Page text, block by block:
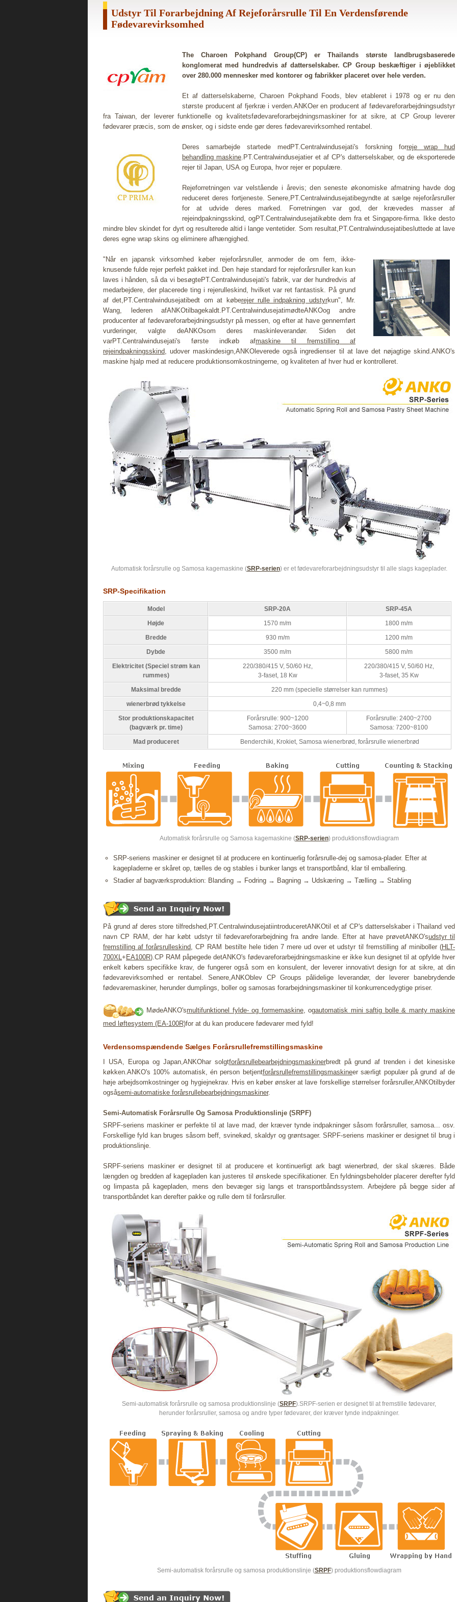
Udstyr Til Forarbejdning Af Rejeforårsrulle Til En Verdensførende
Fødevarevirksomhed
The Charoen Pokphand Group(CP) er Thailands største landbrugsbaserede
konglomerat med hundredvis af datterselskaber. CP Group beskæftiger i øjeblikket
over 280.000 mennesker med kontorer og fabrikker placeret over hele verden.
Et af datterselskaberne, Charoen Pokphand Foods, blev etableret i 1978 og er nu den
største producent af fjerkræ i verden.ANKOer en producent af fødevareforarbejdningsudstyr
fra Taiwan, der leverer funktionelle og kvalitetsfødevareforarbejdningsmaskiner for at sikre, at CP Group leverer
fødevarer præcis, som de ønsker, og i sidste ende gør deres fødevarevirksomhed rentabel.
Deres samarbejde startede medPT.Centralwindusejati's forskning forreje wrap hud
behandling maskine.PT.Centralwindusejatier et af CP's datterselskaber, og de eksporterede
rejer til Japan, USA og Europa, hvor rejer er populære.
Rejeforretningen var velstående i årevis; den seneste økonomiske afmatning havde dog
reduceret deres fortjeneste. Senere,PT.Centralwindusejatibegyndte at sælge rejeforårsruller
for at udvide deres marked. Forretningen var god, der krævedes masser af
rejeindpakningsskind, ogPT.Centralwindusejatikøbte dem fra et Singapore-firma. Ikke desto
mindre blev skindet for dyrt og resulterede altid i lange ventetider. Som resultat,PT.Centralwindusejatibesluttede at lave
deres egne wrap skins og eliminere afhængighed.
"Når en japansk virksomhed køber rejeforårsruller, anmoder de om fem, ikke-
knusende fulde rejer perfekt pakket ind. Den høje standard for rejeforårsruller kan kun
laves i hånden, så da vi besøgtePT.Centralwindusejati's fabrik, var der hundredvis af
medarbejdere, der placerede ting i rejerulleskind, hvilket var ret fantastisk. På grund
af det,PT.Centralwindusejatibedt om at køberejer rulle indpakning udstyrkun", Mr.
Wang, lederen afANKOtilbagekaldt.PT.CentralwindusejatimødteANKOog andre
producenter af fødevareforarbejdningsudstyr på messen, og efter at have gennemført
vurderinger, valgte deANKOsom deres maskinleverandør. Siden det
varPT.Centralwindusejati's første indkøb afmaskine til fremstilling af
rejeindpakningsskind, udover maskindesign,ANKOleverede også ingredienser til at lave det nøjagtige skind.ANKO's
maskine hjalp med at reducere produktionsomkostningerne, og kvaliteten af ​​hver hud er kontrolleret.
Automatisk forårsrulle og Samosa kagemaskine (SRP-serien) er et fødevareforarbejdningsudstyr til alle slags kageplader.
SRP-Specifikation
Model SRP-20A
SRP-45A
Højde
1570 m/m
1800 m/m
Bredde
930 m/m
1200 m/m
Dybde
3500 m/m
5800 m/m
Elektricitet (Speciel strøm kan
rummes)
220/380/415 V, 50/60 Hz,
3-faset, 18 Kw
220/380/415 V, 50/60 Hz,
3-faset, 35 Kw
Maksimal bredde
220 mm (specielle størrelser kan rummes)
wienerbrød tykkelse
0,4~0,8 mm
Stor produktionskapacitet
(bagværk pr. time)
Forårsrulle: 900~1200
Samosa: 2700~3600
Forårsrulle: 2400~2700
Samosa: 7200~8100
Mad produceret
Benderchiki, Krokiet, Samosa wienerbrød, forårsrulle wienerbrød
Automatisk forårsrulle og Samosa kagemaskine (SRP-serien) produktionsflowdiagram
SRP-seriens maskiner er designet til at producere en kontinuerlig forårsrulle-dej og samosa-plader. Efter at
kagepladerne er skåret op, tælles de og stables i bunker langs et transportbånd, klar til emballering.
Stadier af bagværksproduktion: Blanding → Fodring → Bagning → Udskæring → Tælling → Stabling
På grund af deres store tilfredshed,PT.CentralwindusejatiintroduceretANKOtil et af CP's datterselskaber i Thailand ved
navn CP RAM, der har købt udstyr til fødevareforarbejdning fra andre lande. Efter at have prøvetANKO'sudstyr til
fremstilling af forårsrulleskind, CP RAM bestilte hele tiden 7 mere ud over et udstyr til fremstilling af miniboller (HLT-
700XL+ EA100R).CP RAM påpegede detANKO's fødevareforarbejdningsmaskine er ikke kun designet til at opfylde hver
enkelt købers specifikke krav, de fungerer også som en konsulent, der leverer innovativt design for at sikre, at din
fødevarevirksomhed er rentabel. Senere,ANKOblev CP Groups pålidelige leverandør, der leverer banebrydende
fødevaremaskiner, herunder dumplings, boller og samosas forarbejdningsmaskiner til konkurrencedygtige priser.
MødeANKO'smultifunktionel fylde- og formemaskine, ogautomatisk mini saftig bolle & manty maskine
med løftesystem (EA-100R)for at du kan producere fødevarer med fyld!
Verdensomspændende Sælges Forårsrullefremstillingsmaskine
I USA, Europa og Japan,ANKOhar solgtforårsrullebearbejdningsmaskinerbredt på grund af trenden i det kinesiske
køkken.ANKO's 100% automatisk, én person betjentforårsrullefremstillingsmaskineer særligt populær på grund af de
høje arbejdsomkostninger og hygiejnekrav. Hvis en køber ønsker at lave forskellige størrelser forårsruller,ANKOtilbyder
ogsåsemi-automatiske forårsrullebearbejdningsmaskiner.
Semi-Automatisk Forårsrulle Og Samosa Produktionslinje (SRPF)
SRPF-seriens maskiner er perfekte til at lave mad, der kræver tynde indpakninger såsom forårsruller, samosa... osv.
Forskellige fyld kan bruges såsom beff, svinekød, skaldyr og grøntsager. SRPF-seriens maskiner er designet til brug i
produktionslinje.
SRPF-seriens maskiner er designet til at producere et kontinuerligt ark bagt wienerbrød, der skal skæres. Både
længden og bredden af ​​kagepladen kan justeres til ønskede specifikationer. En fyldningsbeholder placerer derefter fyld
og limpasta på kagepladen, mens den bevæger sig langs et transportbåndssystem. Arbejdere på begge sider af
transportbåndet kan derefter pakke og rulle dem til forårsruller.
Semi-automatisk forårsrulle og samosa produktionslinje (SRPF).SRPF-serien er designet til at fremstille fødevarer,
herunder forårsruller, samosa og andre typer fødevarer, der kræver tynde indpakninger.
Semi-automatisk forårsrulle og samosa produktionslinje (SRPF) produktionsflowdiagram